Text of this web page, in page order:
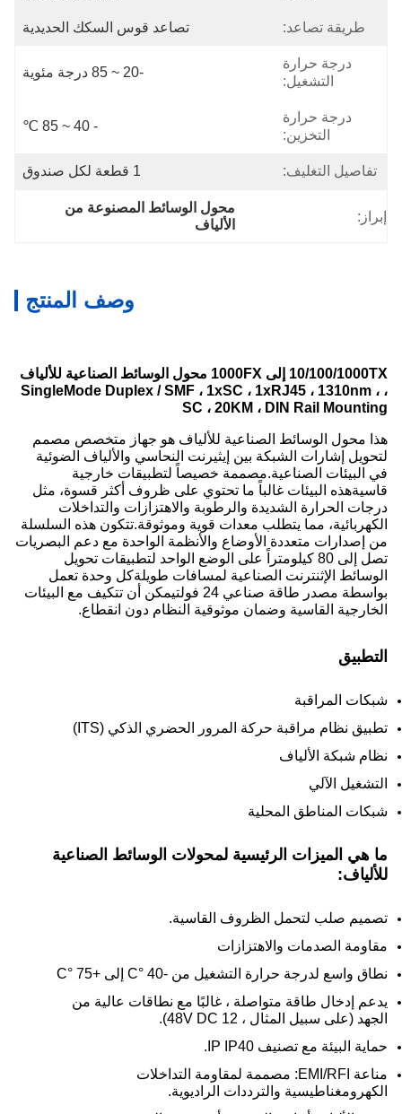
طريقة تصاعد: تصاعد قوس السكك الحديدية
درجة حرارة
التشغيل:
درجة حرارة
التخزين:
- 40 ~ 85 ℃
تفاصيل التغليف: 1 قطعة لكل صندوق
إبراز:
محول الوسائط المصنوعة من
الألياف
وصف المنتج
10/100/1000TX إلى 1000FX محول الوسائط الصناعية للألياف
، SingleMode Duplex / SMF ، 1xSC ، 1xRJ45 ، 1310nm ،
SC ، 20KM ، DIN Rail Mounting
هذا محول الوسائط الصناعية للألياف هو جهاز متخصص مصمم
لتحويل إشارات الشبكة بين إيثيرنت النحاسي والألياف الضوئية
في البيئات الصناعية.مصممة خصيصاً لتطبيقات خارجية
قاسيةهذه البيئات غالباً ما تحتوي على ظروف أكثر قسوة، مثل
درجات الحرارة الشديدة والرطوبة والاهتزازات والتداخلات
الكهربائية، مما يتطلب معدات قوية وموثوقة.تتكون هذه السلسلة
من إصدارات متعددة الأوضاع والأنظمة الواحدة مع دعم البصريات
تصل إلى 80 كيلومتراً على الوضع الواحد لتطبيقات تحويل
الوسائط الإثنترنت الصناعية لمسافات طويلةكل وحدة تعمل
بواسطة مصدر طاقة صناعي 24 فولتيمكن أن تتكيف مع البيئات
الخارجية القاسية وضمان موثوقية النظام دون انقطاع.
التطبيق
شبكات المراقبة
تطبيق نظام مراقبة حركة المرور الحضري الذكي (ITS)
نظام شبكة الألياف
التشغيل الآلي
شبكات المناطق المحلية
ما هي الميزات الرئيسية لمحولات الوسائط الصناعية
للألياف:
تصميم صلب لتحمل الظروف القاسية.
مقاومة الصدمات والاهتزازات
نطاق واسع لدرجة حرارة التشغيل من -40 °C إلى +75 °C
يدعم إدخال طاقة متواصلة ، غالبًا مع نطاقات عالية من
الجهد (على سبيل المثال ، 12 48V DC).
حماية البيئة مع تصنيف IP IP40.
مناعة EMI/RFI: مصممة لمقاومة التداخلات
الكهرومغناطيسية والترددات الراديوية.